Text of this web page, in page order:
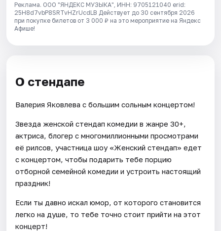
Реклама. ООО "ЯНДЕКС МУЗЫКА", ИНН: 9705121040 erid:
25H8d7vbP8SRTvHZrUcdLB Действует до 30 сентября 2026
при покупке билетов от 3 000 ₽ на это мероприятие на Яндекс
Афише!
О стендапе
Валерия Яковлева с большим сольным концертом!
Звезда женской стендап комедии в жанре 30+,
актриса, блогер с многомиллионными просмотрами
её рилсов, участница шоу «Женский стендап» едет
с концертом, чтобы подарить тебе порцию
отборной семейной комедии и устроить настоящий
праздник!
Если ты давно искал юмор, от которого становится
легко на душе, то тебе точно стоит прийти на этот
концерт!